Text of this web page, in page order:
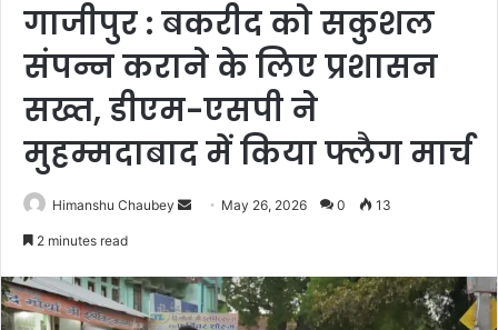
गाजीपुर : बकरीद को सकुशल
संपन्न कराने के लिए प्रशासन
सख्त, डीएम-एसपी ने
मुहम्मदाबाद में किया फ्लैग मार्च
Himanshu Chaubey May 26, 2026 0 13
2 minutes read